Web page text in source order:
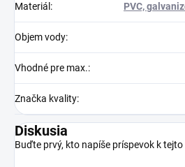
Materiál : PVC,
Objem vody:
Vhodné pre max.:
Značka kvality:
Diskusia
Buďte prvý, kto napíše príspevok k tejto